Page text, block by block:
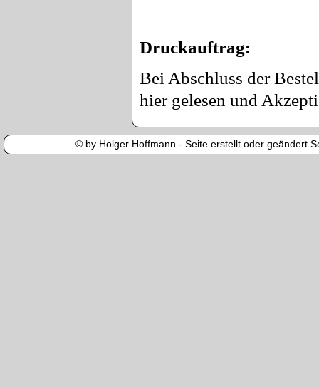
Druckauftrag:
Bei Abschluss der
hier gelesen und
© by Holger Hoffmann - Seite erstellt oder geändert